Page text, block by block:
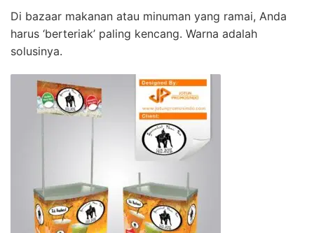
Di bazaar makanan atau minuman yang ramai, Anda
harus ‘berteriak’ paling kencang. Warna adalah
solusinya.